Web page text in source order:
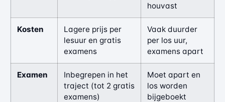
houvast
Kosten
Lagere prijs per
lesuur en gratis
examens
Vaak duurder
per los uur,
examens apart
Examen
Inbegrepen in het
traject (tot 2 gratis
examens)
Moet apart en
los worden
bijgeboekt